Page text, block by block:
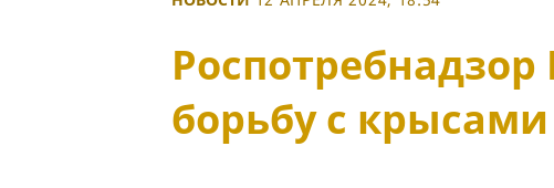
Роспотребнадзор
борьбу с